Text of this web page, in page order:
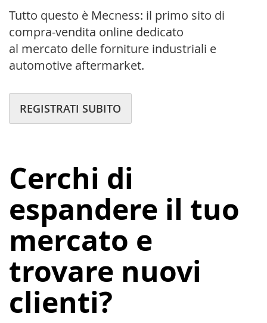
Tutto questo è Mecness: il primo sito di
compra-vendita online dedicato
al mercato delle forniture industriali e
automotive aftermarket.
REGISTRATI SUBITO
Cerchi di
espandere il tuo
mercato e
trovare nuovi
clienti?